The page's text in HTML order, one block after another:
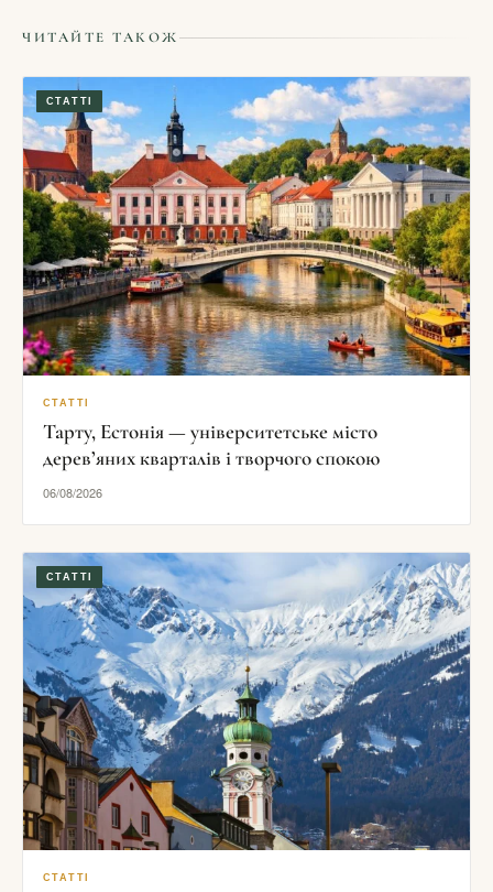
ЧИТАЙТЕ ТАКОЖ
СТАТТІ
СТАТТІ
Тарту, Естонія — університетське місто
дерев’яних кварталів і творчого спокою
06/08/2026
СТАТТІ
СТАТТІ